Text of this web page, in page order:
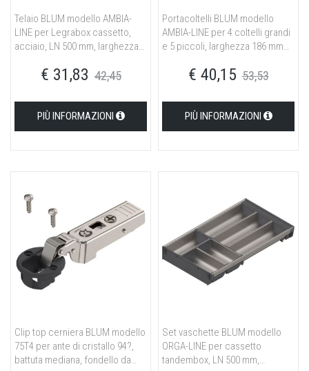
Telaio BLUM modello AMBIA-
LINE per Legrabox cassetto,
acciaio, LN 500 mm, larghezza
€ 31,83 42,45
PIÙ INFORMAZIONI
Portacoltelli BLUM modello
AMBIA-LINE per 4 coltelli grandi
e 5 piccoli, larghezza 186 mm
€ 40,15 53,53
PIÙ INFORMAZIONI
Clip top cerniera BLUM modello
75T4 per ante di cristallo 94?,
battuta mediana, fondello da
Set vaschette BLUM modello
ORGA-LINE per cassetto
tandembox, LN 500 mm,